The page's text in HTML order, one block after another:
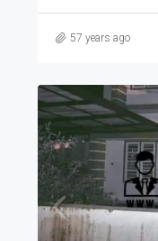
57 years ago